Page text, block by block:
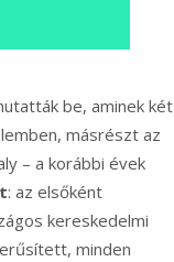
be, aminek két
másrészt az
– a korábbi évek
: az elsőként
kereskedelmi
minden